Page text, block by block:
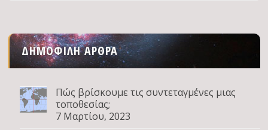
ΔΗΜΟΦΙΛΉ ΆΡΘΡΑ
Πώς βρίσκουμε τις συντεταγμένες μιας
τοποθεσίας;
7 Μαρτίου, 2023